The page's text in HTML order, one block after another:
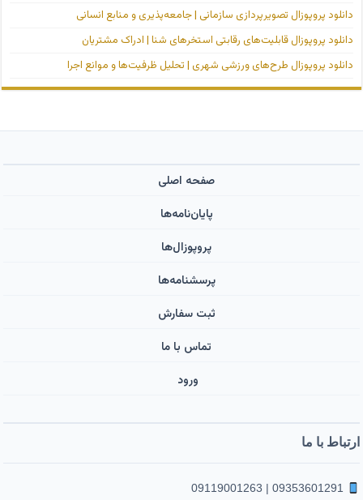
دانلود پروپوزال تصویرپردازی سازمانی | جامعه‌پذیری و منابع انسانی
دانلود پروپوزال قابلیت‌های رقابتی استخرهای شنا | ادراک مشتریان
دانلود پروپوزال طرح‌های ورزشی شهری | تحلیل ظرفیت‌ها و موانع اجرا
صفحه اصلی
پایان‌نامه‌ها
پروپوزال‌ها
پرسشنامه‌ها
ثبت سفارش
تماس با ما
ورود ‌
ارتباط با ما